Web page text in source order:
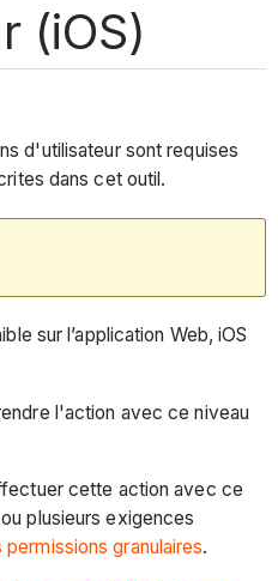
(iOS)
d'utilisateur sont requises
dans cet outil.
sur l’application Web, iOS
l'action avec ce niveau
cette action avec ce
plusieurs exigences
permissions granulaires.